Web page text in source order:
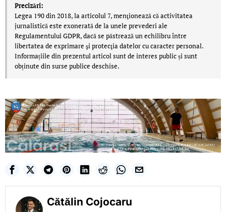
Precizări:
Legea 190 din 2018, la articolul 7, menţionează că activitatea
jurnalistică este exonerată de la unele prevederi ale
Regulamentului GDPR, dacă se păstrează un echilibru între
libertatea de exprimare şi protecţia datelor cu caracter personal.
Informațiile din prezentul articol sunt de interes public și sunt
obținute din surse publice deschise.
Cătălin Cojocaru